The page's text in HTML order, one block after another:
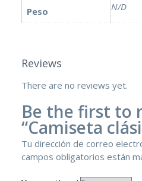
Peso N/D
Reviews
There are no reviews yet.
Be the first to
“Camiseta
Tu dirección de correo
campos obligatorios están